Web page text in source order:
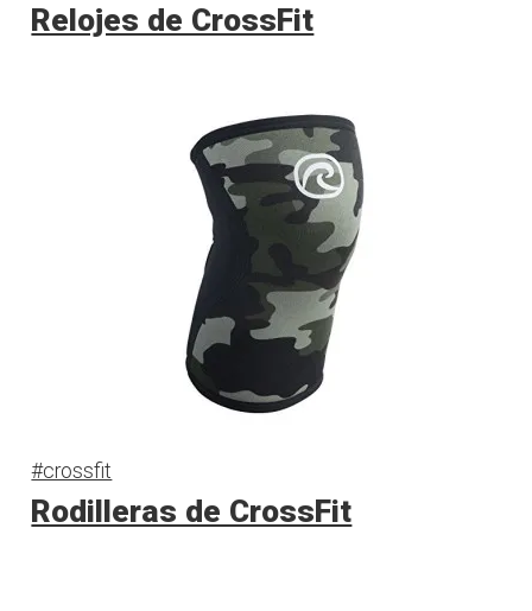
Relojes de CrossFit
#crossfit
Rodilleras de CrossFit